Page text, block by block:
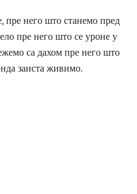
пре него што станемо пред
пре него што се уроне у
са дахом пре него што
заиста живимо.